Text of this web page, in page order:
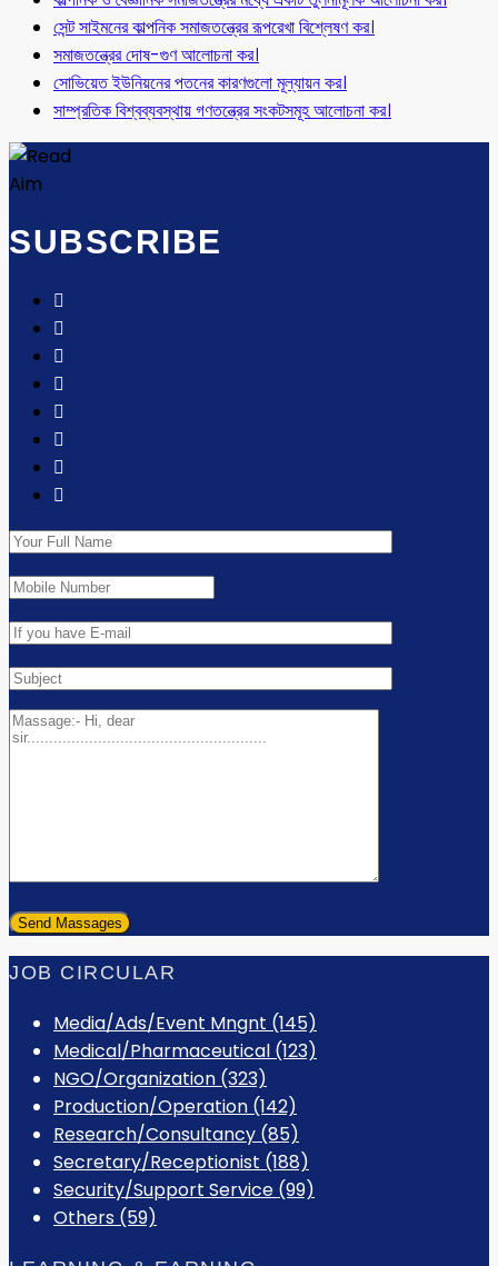
সেন্ট সাইমনের কাল্পনিক সমাজতন্ত্রের রূপরেখা বিশ্লেষণ কর।
সমাজতন্ত্রের দোষ-গুণ আলোচনা কর।
সোভিয়েত ইউনিয়নের পতনের কারণগুলো মূল্যায়ন কর।
সাম্প্রতিক বিশ্বব্যবস্থায় গণতন্ত্রের সংকটসমূহ আলোচনা কর।
SUBSCRIBE
JOB CIRCULAR
Media/Ads/Event Mngnt (145)
Medical/Pharmaceutical (123)
NGO/Organization (323)
Production/Operation (142)
Research/Consultancy (85)
Secretary/Receptionist (188)
Security/Support Service (99)
Others (59)